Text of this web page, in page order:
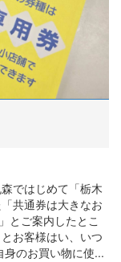
ではじめて「栃木
共通券は大きなお
とご案内したとこ
お客様はい、いつ
のお買い物に使...